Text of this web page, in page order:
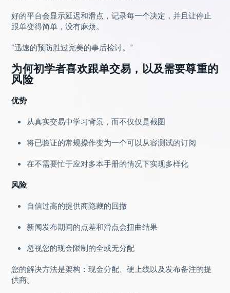
好的平台会显示延迟和滑点，记录每一个决定，并且让停止
跟单变得简单，没有麻烦。
“迅速的预防胜过完美的事后检讨。”
为何初学者喜欢跟单交易，以及需要尊重的
风险
优势
从真实交易中学习背景，而不仅仅是截图
将已验证的常规操作变为一个可以从容测试的订阅
在不需要忙于应对多本手册的情况下实现多样化
风险
自信过高的提供商隐藏的回撤
新闻发布期间的点差和滑点会扭曲结果
忽视您的现金限制的全或无分配
您的解决方法是架构：现金分配、硬上线以及发布备注的提
供商。